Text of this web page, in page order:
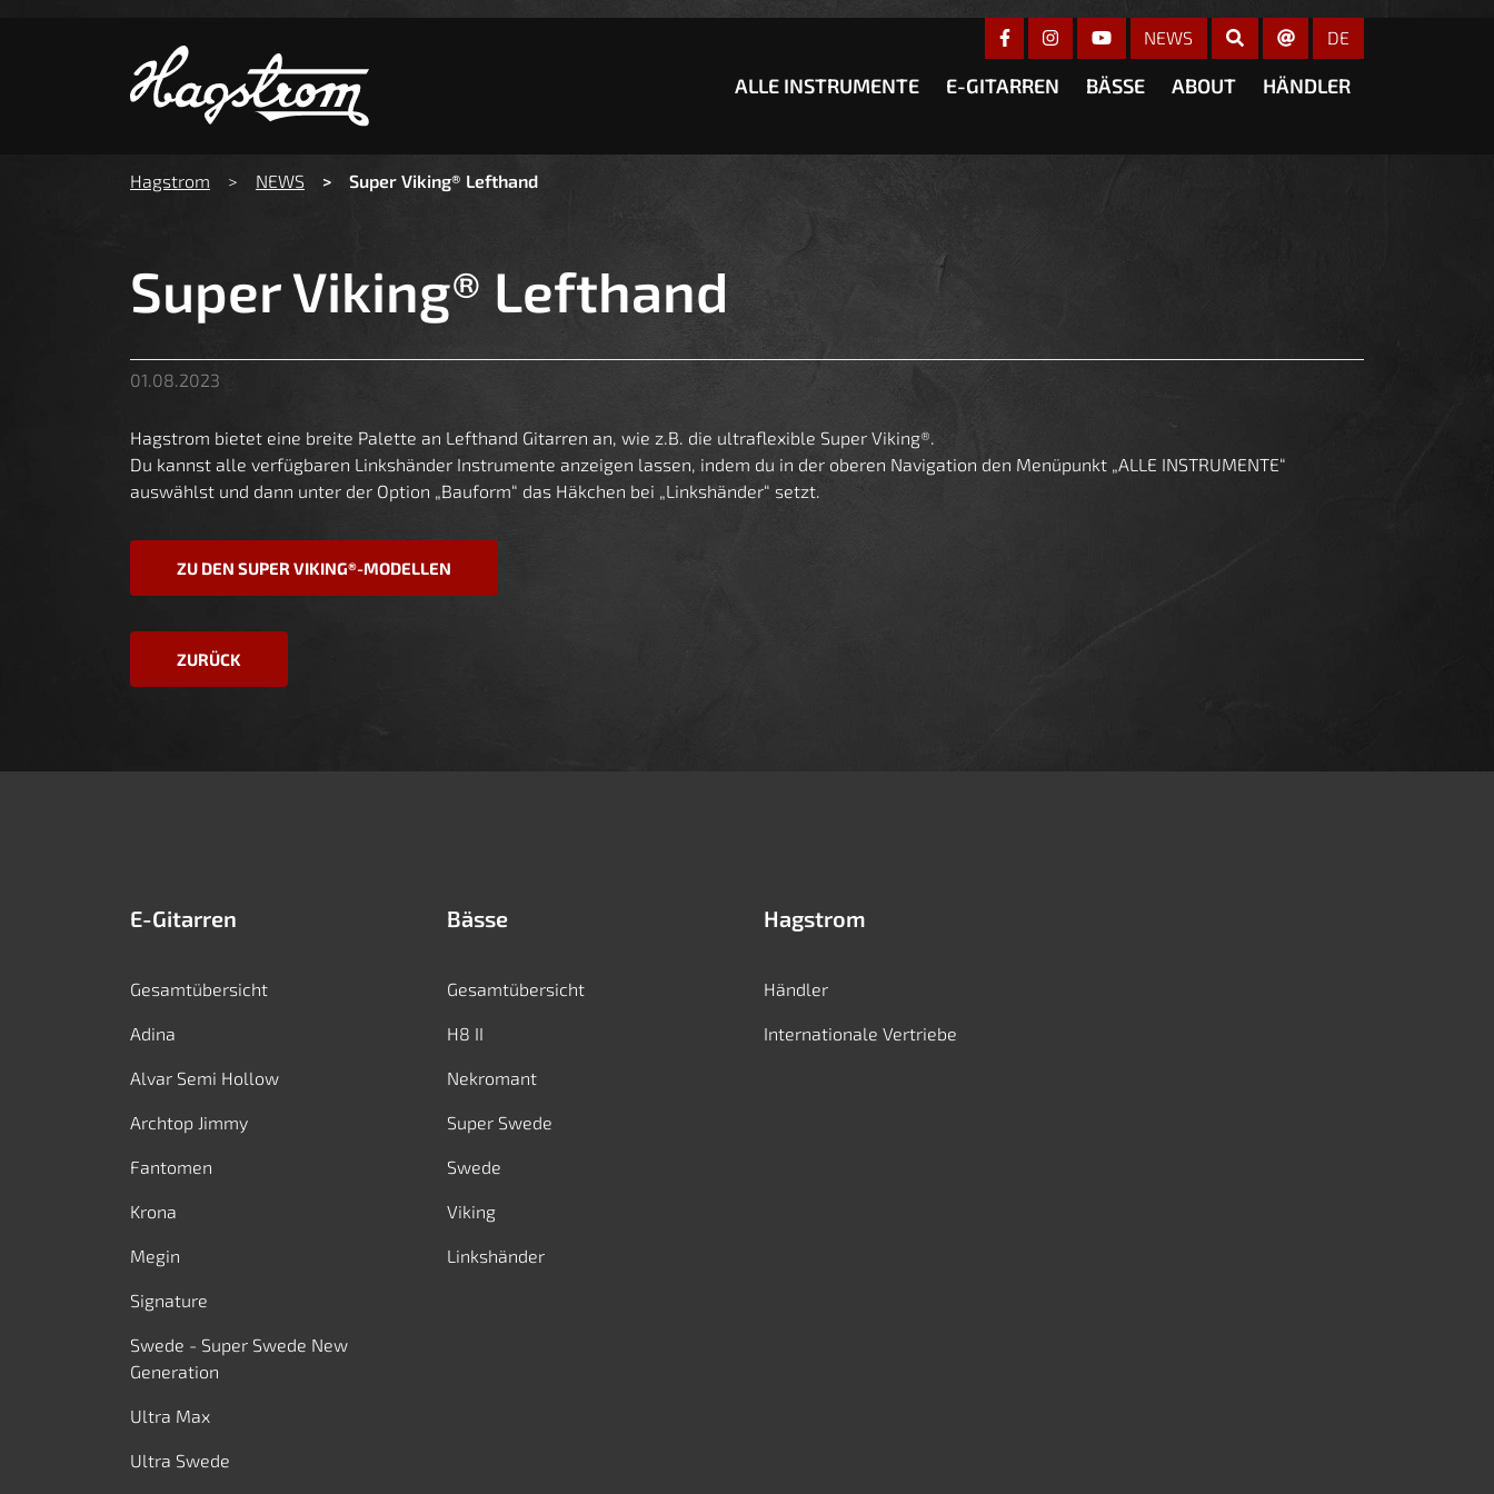
Zeige besser passende Version dieser SeiteDiese Meldung nicht mehr anzeigen
ALLE INSTRUMENTE E-GITARREN BÄSSE ABOUT HÄNDLER
NEWS DE
Hagstrom NEWS Super Viking® Lefthand
Super Viking® Lefthand
01.08.2023
Hagstrom bietet eine breite Palette an Lefthand Gitarren an, wie z.B. die ultraflexible Super Viking®.
Du kannst alle verfügbaren Linkshänder Instrumente anzeigen lassen, indem du in der oberen Navigation den Menüpunkt „ALLE INSTRUMENTE“
auswählst und dann unter der Option „Bauform“ das Häkchen bei „Linkshänder“ setzt.
ZU DEN SUPER VIKING®-MODELLEN
ZURÜCK
E-Gitarren
Gesamtübersicht
Adina
Alvar Semi Hollow
Archtop Jimmy
Fantomen
Krona
Megin
Signature
Swede - Super Swede New
Generation
Ultra Max
Ultra Swede
Bässe
Gesamtübersicht
H8 II
Nekromant
Super Swede
Swede
Viking
Linkshänder
Hagstrom
Händler
Internationale Vertriebe